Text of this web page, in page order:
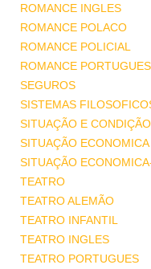
ROMANCE INGLES
ROMANCE POLACO
ROMANCE POLICIAL
ROMANCE PORTUGUES
SEGUROS
SISTEMAS
SITUAÇÃO E
SITUAÇÃO ECONOMICA
SITUAÇÃO
TEATRO
TEATRO ALEMÃO
TEATRO INFANTIL
TEATRO INGLES
TEATRO PORTUGUES